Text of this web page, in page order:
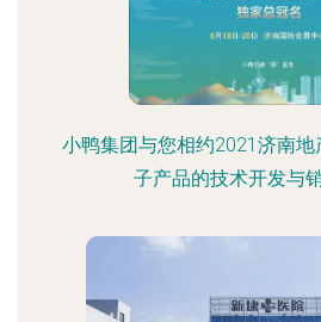
小鸭集团与您相约2021济南
子产品的技术开发与